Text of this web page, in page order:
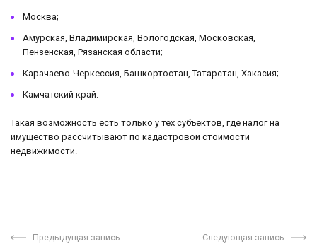
Москва;
Амурская, Владимирская, Вологодская, Московская,
Пензенская, Рязанская области;
Карачаево-Черкессия, Башкортостан, Татарстан, Хакасия;
Камчатский край.
Такая возможность есть только у тех субъектов, где налог на
имущество рассчитывают по кадастровой стоимости
недвижимости.
Предыдущая запись Следующая запись